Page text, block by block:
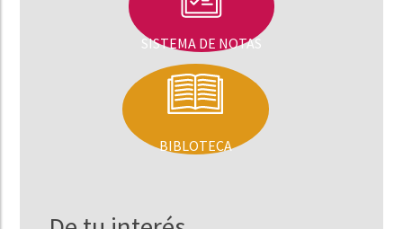
SISTEMA DE NOTAS
BIBLOTECA